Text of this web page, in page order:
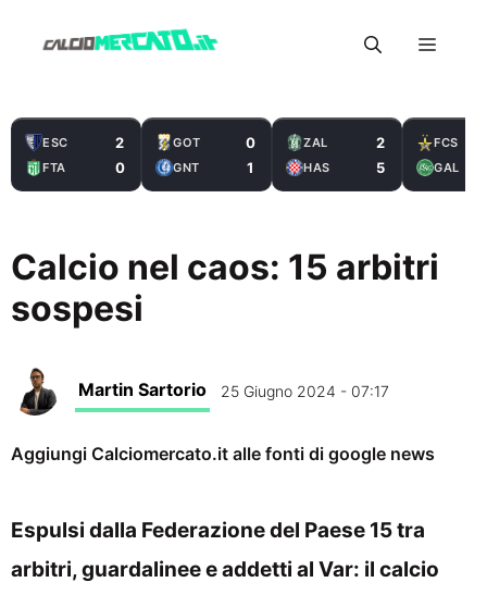
Menu
ESC 2
FTA 0
GOT 0
GNT 1
ZAL 2
HAS 5
FCS
GAL
Calcio nel caos: 15 arbitri
sospesi
Martin Sartorio 25 Giugno 2024 - 07:17
Aggiungi Calciomercato.it alle fonti di google news
Espulsi dalla Federazione del Paese 15 tra
arbitri, guardalinee e addetti al Var: il calcio